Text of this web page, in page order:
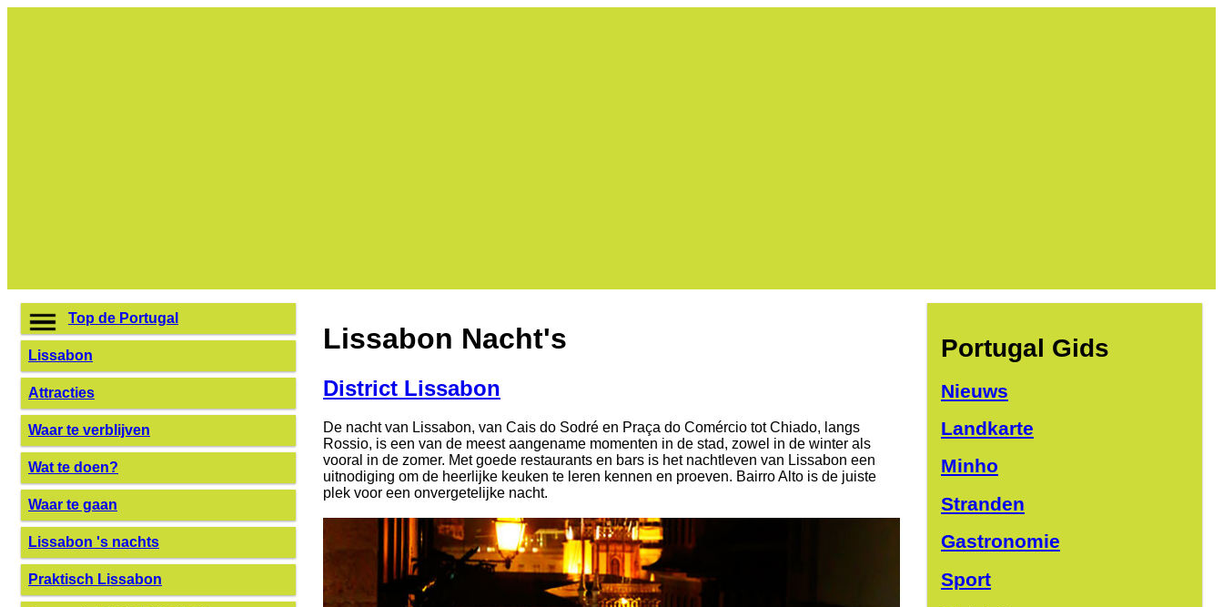
Top de Portugal
Lissabon
Attracties
Waar te verblijven
Wat te doen?
Waar te gaan
Lissabon 's nachts
Praktisch Lissabon
Lissabon Nacht's
District Lissabon
De nacht van Lissabon, van Cais do Sodré en Praça do Comércio tot Chiado, langs
Rossio, is een van de meest aangename momenten in de stad, zowel in de winter als
vooral in de zomer. Met goede restaurants en bars is het nachtleven van Lissabon een
uitnodiging om de heerlijke keuken te leren kennen en proeven. Bairro Alto is de juiste
plek voor een onvergetelijke nacht.
Portugal Gids
Nieuws
Landkarte
Minho
Stranden
Gastronomie
Sport